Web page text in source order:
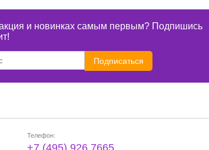
и новинках самым первым? Подпишись
Подписаться
Телефон:
+7 (495) 926 7665